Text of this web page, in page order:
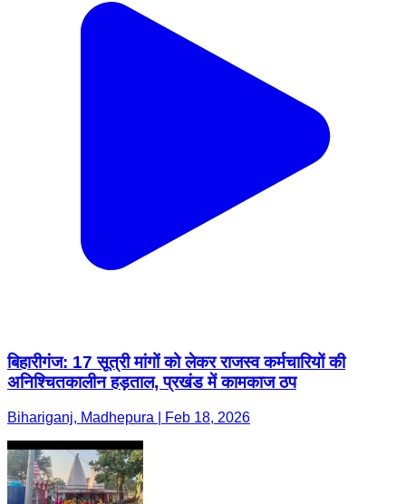
बिहारीगंज: 17 सूत्री मांगों को लेकर राजस्व कर्मचारियों की
अनिश्चितकालीन हड़ताल, प्रखंड में कामकाज ठप
Bihariganj, Madhepura | Feb 18, 2026